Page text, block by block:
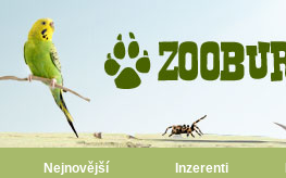
Nejnovější Inzerenti